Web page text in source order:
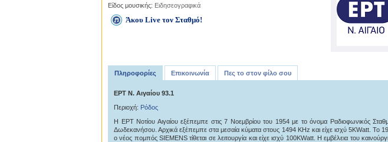
Είδος μουσικής: Ειδησεογραφικά
Άκου Live τον Σταθμό!
Πληροφορίες Επικοινωνία Πες το στον φίλο σου
ΕΡΤ Ν. Αιγαίου 93.1
Περιοχή: Ρόδος
Η ΕΡΤ Νοτίου Αιγαίου εξέπεμπε στις 7 Νοεμβρίου του 1954 με το όνομα Ραδιοφωνικός
Δωδεκανήσου. Αρχικά εξέπεμπε στα μεσαία κύματα στους 1494 ΚΗz και είχε ισχύ 5KWatt. Το
ο νέος πομπός SIEMENS τίθεται σε λειτουργία και είχε ισχύ 100KWatt. Η εμβέλεια του